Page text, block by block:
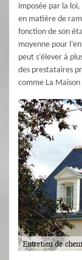
imposée par la
en matière de
fonction de son
moyenne pour
peut s’élever à
des prestataires
comme La Maison